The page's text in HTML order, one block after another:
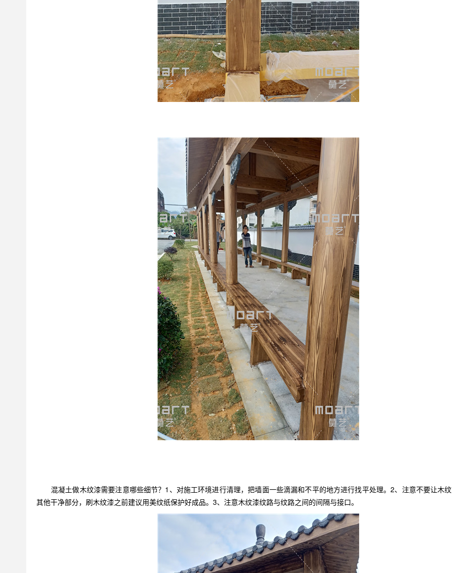
混凝土做木纹漆需要注意哪些细节？1、对施工环境进行清理，把墙面一些滴漏和不平的地方进行找平处理。2、注意不要让木
其他干净部分，刷木纹漆之前建议用美纹纸保护好成品。3、注意木纹漆纹路与纹路之间的间隔与接口。